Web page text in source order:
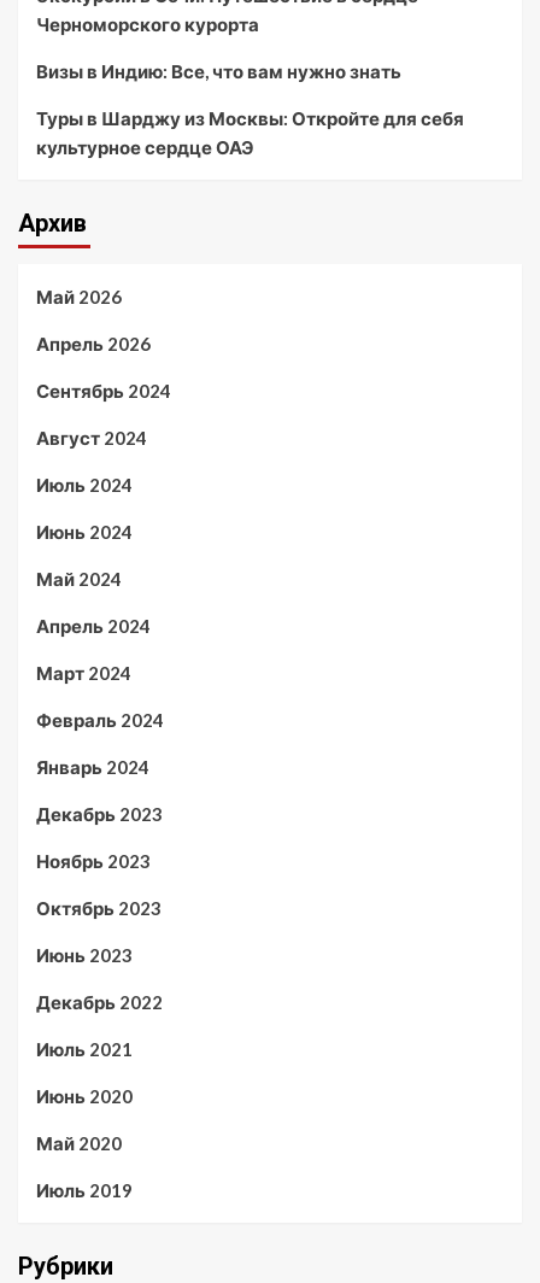
Черноморского курорта
Визы в Индию: Все, что вам нужно знать
Туры в Шарджу из Москвы: Откройте для себя
культурное сердце ОАЭ
Архив
Май 2026
Апрель 2026
Сентябрь 2024
Август 2024
Июль 2024
Июнь 2024
Май 2024
Апрель 2024
Март 2024
Февраль 2024
Январь 2024
Декабрь 2023
Ноябрь 2023
Октябрь 2023
Июнь 2023
Декабрь 2022
Июль 2021
Июнь 2020
Май 2020
Июль 2019
Рубрики